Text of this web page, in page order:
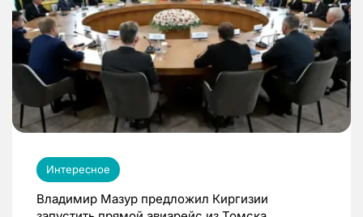
Интересное
Владимир Мазур предложил Киргизии